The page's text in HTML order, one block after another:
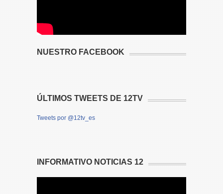
NUESTRO FACEBOOK
ÚLTIMOS TWEETS DE 12TV
Tweets por @12tv_es
INFORMATIVO NOTICIAS 12